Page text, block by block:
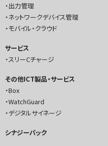
出力管理
ネットワークデバイス管理
モバイル・クラウド
サービス
スリーCチャージ
その他ICT製品・サービス
Box
WatchGuard
デジタルサイネージ
シナジーパック